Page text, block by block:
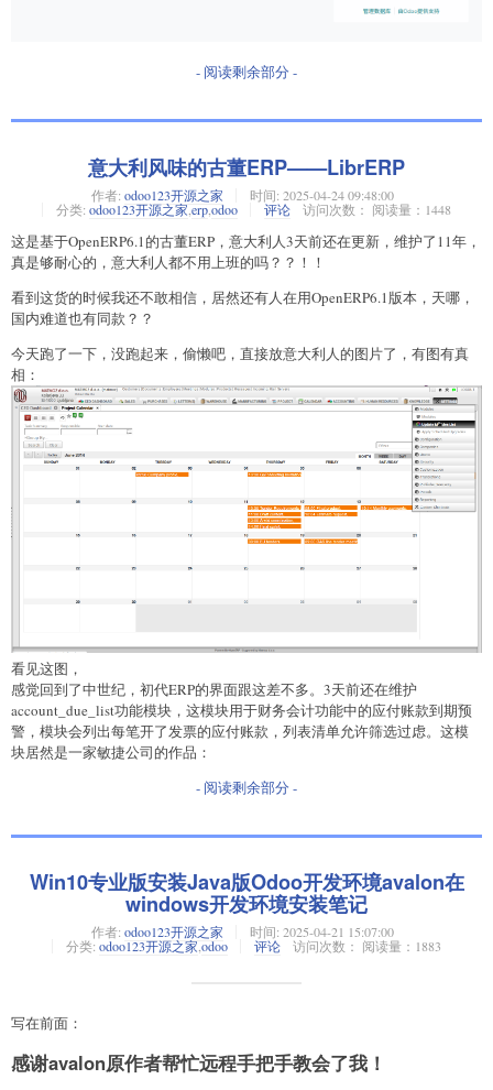
- 阅读剩余部分 -
意大利风味的古董ERP——LibrERP
作者: odoo123开源之家 时间: 2025-04-24 09:48:00
分类: odoo123开源之家 erpodoo 评论 访问次数： 阅读量：1448
这是基于OpenERP6.1的古董ERP，意大利人3天前还在更新，维护了11年，
真是够耐心的，意大利人都不用上班的吗？？！！
看到这货的时候我还不敢相信，居然还有人在用OpenERP6.1版本，天哪，
国内难道也有同款？？
今天跑了一下，没跑起来，偷懒吧，直接放意大利人的图片了，有图有真
相：
看见这图，
感觉回到了中世纪，初代ERP的界面跟这差不多。3天前还在维护
account_due_list功能模块，这模块用于财务会计功能中的应付账款到期预
警，模块会列出每笔开了发票的应付账款，列表清单允许筛选过虑。这模
块居然是一家敏捷公司的作品：
- 阅读剩余部分 -
Win10专业版安装Java版Odoo开发环境avalon在
windows开发环境安装笔记
作者: odoo123开源之家 时间: 2025-04-21 15:07:00
分类: odoo123开源之家,odoo 评论 访问次数： 阅读量：1883
写在前面：
感谢avalon原作者帮忙远程手把手教会了我！